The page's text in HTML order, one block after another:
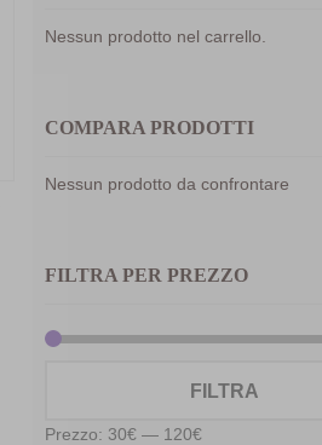
Nessun prodotto nel carrello.
COMPARA PRODOTTI
Nessun prodotto da confrontare
FILTRA PER PREZZO
FILTRA
Prezzo: 30€ — 120€